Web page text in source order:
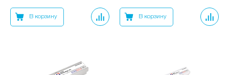
В корзину В корзину